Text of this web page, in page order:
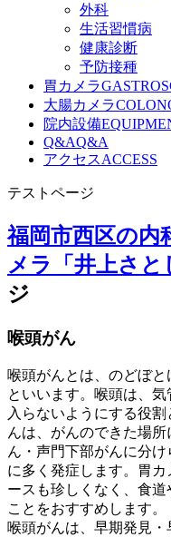
外科
生活習慣病
健康診断
予防接種
胃カメラ
大腸カメラ
院内設備
Q&AQ&A
アクセスACCESS
テストページ
福岡市西区の内
メラ「井上さと
ジ
喉頭がん
喉頭がんとは、のどぼ
といいます。喉頭は、
入らないようにする役
んは、がんのできた場
ん・声門下部がんに分
に多く発症します。胃
ースも珍しくなく、食
ことをおすすめします。
喉頭がんは、早期発見